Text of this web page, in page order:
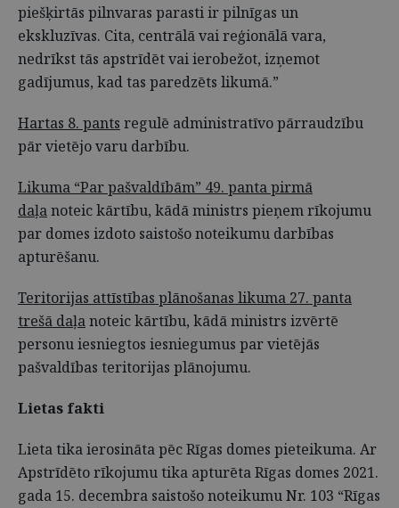
piešķirtās pilnvaras parasti ir pilnīgas un
ekskluzīvas. Cita, centrālā vai reģionālā vara,
nedrīkst tās apstrīdēt vai ierobežot, izņemot
gadījumus, kad tas paredzēts likumā.”
Hartas 8. pants regulē administratīvo pārraudzību
pār vietējo varu darbību.
Likuma “Par pašvaldībām” 49. panta pirmā
daļanoteic kārtību, kādā ministrs pieņem rīkojumu
par domes izdoto saistošo noteikumu darbības
apturēšanu.
Teritorijas attīstības plānošanas likuma 27. panta
trešā daļanoteic kārtību, kādā ministrs izvērtē
personu iesniegtos iesniegumus par vietējās
pašvaldības teritorijas plānojumu.
Lietas fakti
Lieta tika ierosināta pēc Rīgas domes pieteikuma. Ar
Apstrīdēto rīkojumu tika apturēta Rīgas domes 2021.
gada 15. decembra saistošo noteikumu Nr. 103 “Rīgas